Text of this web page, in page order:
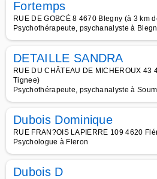
Fortemps
RUE DE GOBCÉ 8 4670 Blegny (à 3 km
Psychothérapeute, psychanalyste à
DETAILLE SANDRA
RUE DU CHÂTEAU DE MICHEROUX 43
Tignee)
Psychothérapeute, psychanalyste à
Dubois Dominique
RUE FRAN?OIS LAPIERRE 109 4620
Psychologue à Fleron
Dubois D